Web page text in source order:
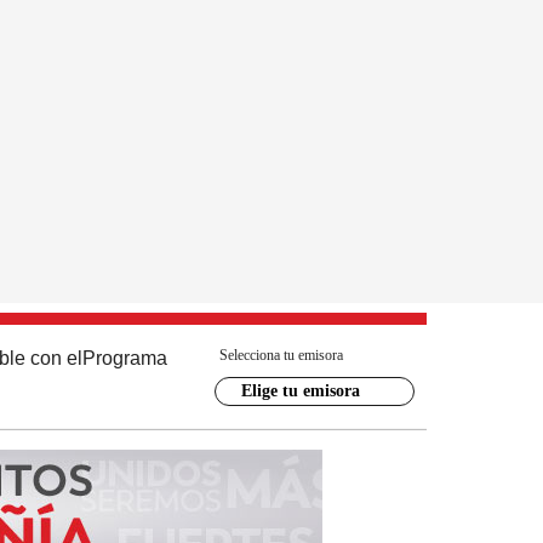
con el Programa Selecciona tu emisora
Elige tu emisora